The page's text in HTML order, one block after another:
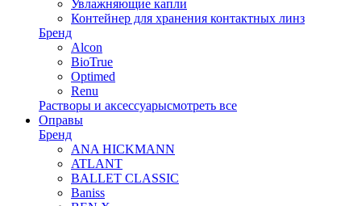
Увлажняющие капли
Контейнер для хранения контактных линз
Бренд
Alcon
BioTrue
Optimed
Renu
Растворы и аксессуарысмотреть все
Оправы
Бренд
ANA HICKMANN
ATLANT
BALLET CLASSIC
Baniss